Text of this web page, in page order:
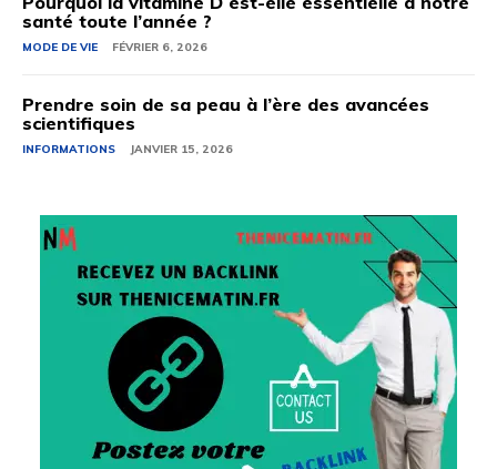
santé toute l’année ?
MODE DE VIE FÉVRIER 6, 2026
Prendre soin de sa peau à l’ère des avancées
scientifiques
INFORMATIONS JANVIER 15, 2026